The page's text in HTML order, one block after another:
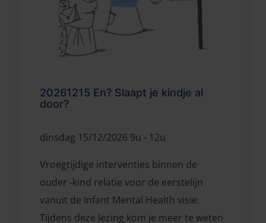
20261215 En? Slaapt je kindje al
door?
Vroegtijdige interventies binnen de
ouder -kind relatie voor de eerstelijn
vanuit de Infant Mental Health visie.
Tijdens deze lezing kom je meer te weten
dinsdag 15/12/2026 9u - 12u